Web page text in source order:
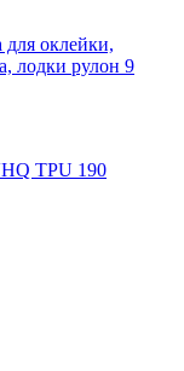
TPU 190